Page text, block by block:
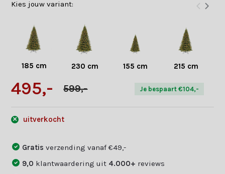
Kies jouw variant:
185 cm 230 cm 155 cm 215 cm
495,- 599,- Je bespaart €104,-
uitverkocht
Gratisverzending vanaf €49,-
9,0 klantwaardering uit 4.000+ reviews